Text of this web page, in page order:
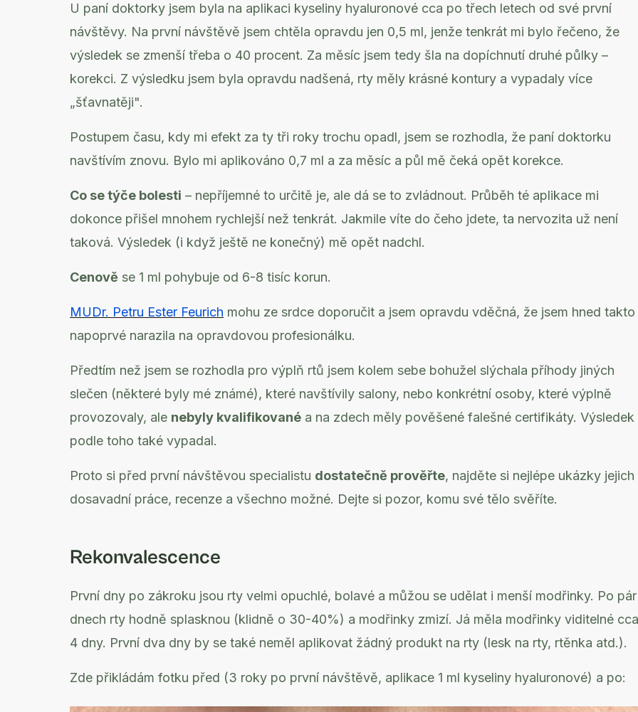
U paní doktorky jsem byla na aplikaci kyseliny hyaluronové cca po třech letech od své první
návštěvy. Na první návštěvě jsem chtěla opravdu jen 0,5 ml, jenže tenkrát mi bylo řečeno, že
výsledek se zmenší třeba o 40 procent. Za měsíc jsem tedy šla na dopíchnutí druhé půlky –
korekci. Z výsledku jsem byla opravdu nadšená, rty měly krásné kontury a vypadaly více
„šťavnatěji".
Postupem času, kdy mi efekt za ty tři roky trochu opadl, jsem se rozhodla, že paní doktorku
navštívím znovu. Bylo mi aplikováno 0,7 ml a za měsíc a půl mě čeká opět korekce.
Co se týče bolesti – nepříjemné to určitě je, ale dá se to zvládnout. Průběh té aplikace mi
dokonce přišel mnohem rychlejší než tenkrát. Jakmile víte do čeho jdete, ta nervozita už není
taková. Výsledek (i když ještě ne konečný) mě opět nadchl.
Cenově se 1 ml pohybuje od 6-8 tisíc korun.
MUDr. Petru Ester Feurich mohu ze srdce doporučit a jsem opravdu vděčná, že jsem hned takto
napoprvé narazila na opravdovou profesionálku.
Předtím než jsem se rozhodla pro výplň rtů jsem kolem sebe bohužel slýchala příhody jiných
slečen (některé byly mé známé), které navštívily salony, nebo konkrétní osoby, které výplně
provozovaly, ale nebyly kvalifikované a na zdech měly pověšené falešné certifikáty. Výsledek
podle toho také vypadal.
Proto si před první návštěvou specialistu dostatečně prověřte, najděte si nejlépe ukázky jejich
dosavadní práce, recenze a všechno možné. Dejte si pozor, komu své tělo svěříte.
Rekonvalescence
První dny po zákroku jsou rty velmi opuchlé, bolavé a můžou se udělat i menší modřinky. Po pár
dnech rty hodně splasknou (klidně o 30-40%) a modřinky zmizí. Já měla modřinky viditelné cca
4 dny. První dva dny by se také neměl aplikovat žádný produkt na rty (lesk na rty, rtěnka atd.).
Zde přikládám fotku před (3 roky po první návštěvě, aplikace 1 ml kyseliny hyaluronové) a po: